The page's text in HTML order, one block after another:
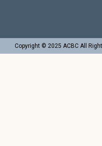
Copyright © 2025 ACBC All